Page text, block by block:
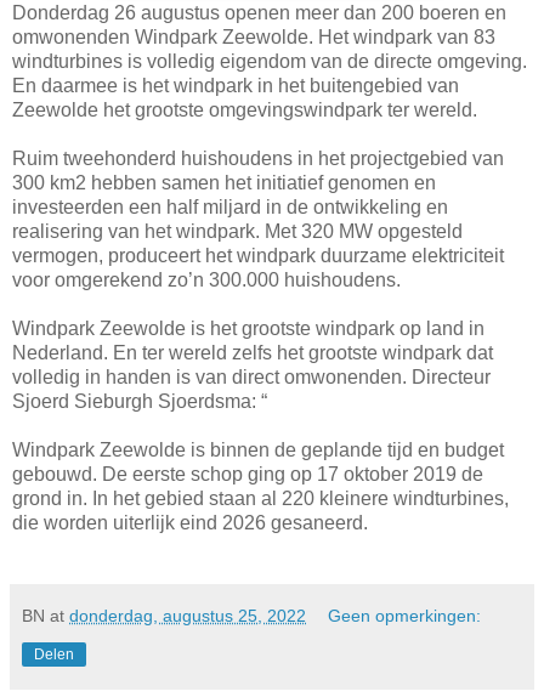
Donderdag 26 augustus openen meer dan 200 boeren en
omwonenden Windpark Zeewolde. Het windpark van 83
windturbines is volledig eigendom van de directe omgeving.
En daarmee is het windpark in het buitengebied van
Zeewolde het grootste omgevingswindpark ter wereld.
Ruim tweehonderd huishoudens in het projectgebied van
300 km2 hebben samen het initiatief genomen en
investeerden een half miljard in de ontwikkeling en
realisering van het windpark. Met 320 MW opgesteld
vermogen, produceert het windpark duurzame elektriciteit
voor omgerekend zo’n 300.000 huishoudens.
Windpark Zeewolde is het grootste windpark op land in
Nederland. En ter wereld zelfs het grootste windpark dat
volledig in handen is van direct omwonenden. Directeur
Sjoerd Sieburgh Sjoerdsma: “
Windpark Zeewolde is binnen de geplande tijd en budget
gebouwd. De eerste schop ging op 17 oktober 2019 de
grond in. In het gebied staan al 220 kleinere windturbines,
die worden uiterlijk eind 2026 gesaneerd.
BN at donderdag, augustus 25, 2022 Geen opmerkingen:
Delen